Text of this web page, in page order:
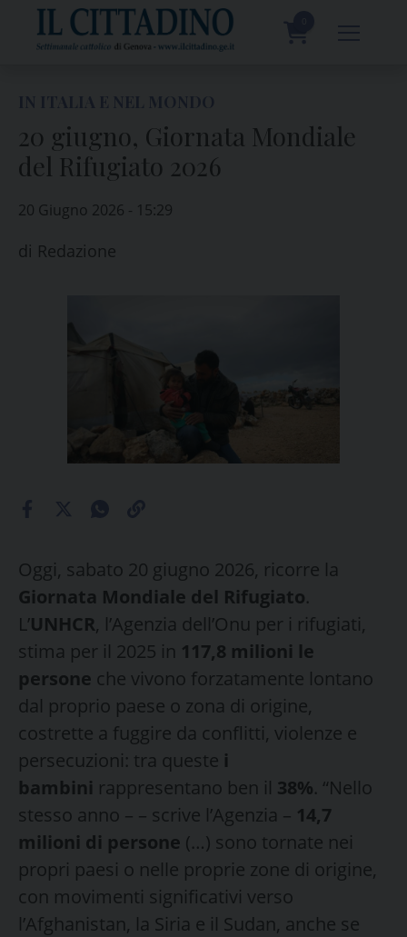
content
20 giugno, Giornata Mondiale
del Rifugiato 2026
20 Giugno 2026 - 15:29
di Redazione
Oggi, sabato 20 giugno 2026, ricorre la
Giornata Mondiale del Rifugiato.
L’UNHCR, l’Agenzia dell’Onu per i rifugiati,
stima per il 2025 in 117,8 milioni le
persone che vivono forzatamente lontano
dal proprio paese o zona di origine,
costrette a fuggire da conflitti, violenze e
persecuzioni: tra queste i
bambini rappresentano ben il 38%. “Nello
stesso anno – – scrive l’Agenzia – 14,7
milioni di persone (…) sono tornate nei
propri paesi o nelle proprie zone di origine,
con movimenti significativi verso
l’Afghanistan, la Siria e il Sudan, anche se